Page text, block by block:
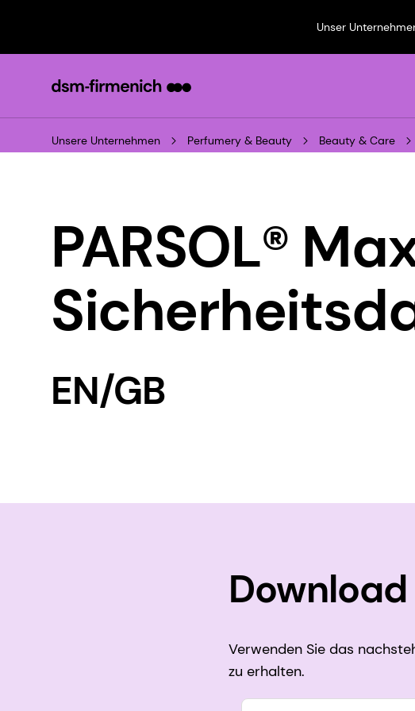
Unser
Unsere Unternehmen Perfumery & Beauty Beauty & Care
PARSOL®
EN/GB
Verwenden Sie das
zu erhalten.